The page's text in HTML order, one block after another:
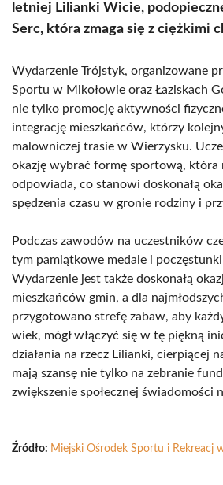
letniej Lilianki Wicie,
Serc, która zmaga się z ciężkimi
Wydarzenie Trójstyk, organizowane
Sportu w Mikołowie oraz Łaziskach
nie tylko promocję aktywności
integrację mieszkańców, którzy
malowniczej trasie w Wierzysku.
okazję wybrać formę sportową, która
odpowiada, co stanowi doskonałą
spędzenia czasu w gronie rodziny i
Podczas zawodów na uczestników
tym pamiątkowe medale i poczęstunki
Wydarzenie jest także doskonałą
mieszkańców gmin, a dla
przygotowano strefę zabaw, aby
wiek, mógł włączyć się w tę piękną
działania na rzecz Lilianki, cierpiącej
mają szansę nie tylko na zebranie
zwiększenie społecznej świadomości
Źródło: Miejski Ośrodek Sportu i Rekreacj